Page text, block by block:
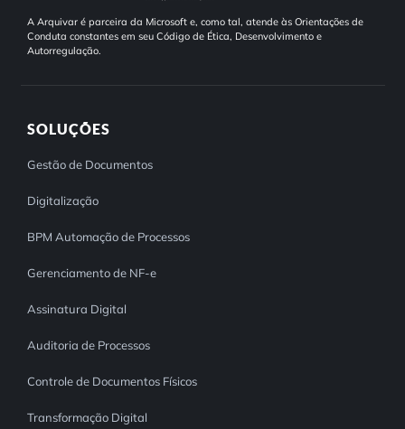
A Arquivar é parceira da Microsoft e, como tal, atende às Orientações de
Conduta constantes em seu Código de Ética, Desenvolvimento e
Autorregulação.
SOLUÇÕES
Gestão de Documentos
Digitalização
BPM Automação de Processos
Gerenciamento de NF-e
Assinatura Digital
Auditoria de Processos
Controle de Documentos Físicos
Transformação Digital